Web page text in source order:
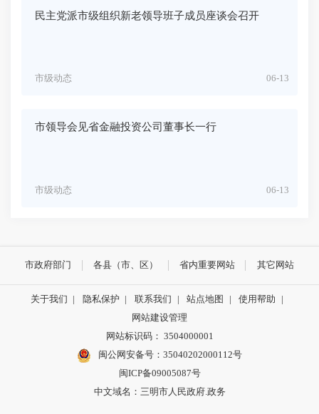
民主党派市级组织新老领导班子成员座谈会召开
06-13
市级动态
市领导会见省金融投资公司董事长一行
06-13
市级动态
市政府部门 各县（市、区） 省内重要网站 其它网站
关于我们 | 隐私保护 | 联系我们 | 站点地图 | 使用帮助
|
网站建设管理
网站标识码： 3504000001
闽公网安备号：35040202000112号
闽ICP备09005087号
中文域名：三明市人民政府.政务